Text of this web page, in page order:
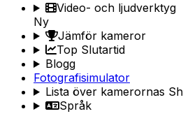
Video- och ljudverktyg
Ny
Jämför kameror
Top Slutartid
Blogg
Fotografisimulator
Lista över kamerornas
Språk